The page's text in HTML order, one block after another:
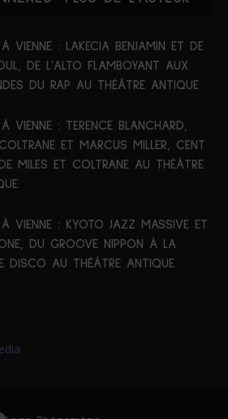
VIENNE : LAKECIA BENJAMIN ET DE
DE L’ALTO FLAMBOYANT AUX
DU RAP AU THÉÂTRE ANTIQUE
VIENNE : TERENCE BLANCHARD,
ET MARCUS MILLER, CENT
MILES ET COLTRANE AU THÉÂTRE
VIENNE : KYOTO JAZZ MASSIVE ET
DU GROOVE NIPPON À LA
DISCO AU THÉÂTRE ANTIQUE